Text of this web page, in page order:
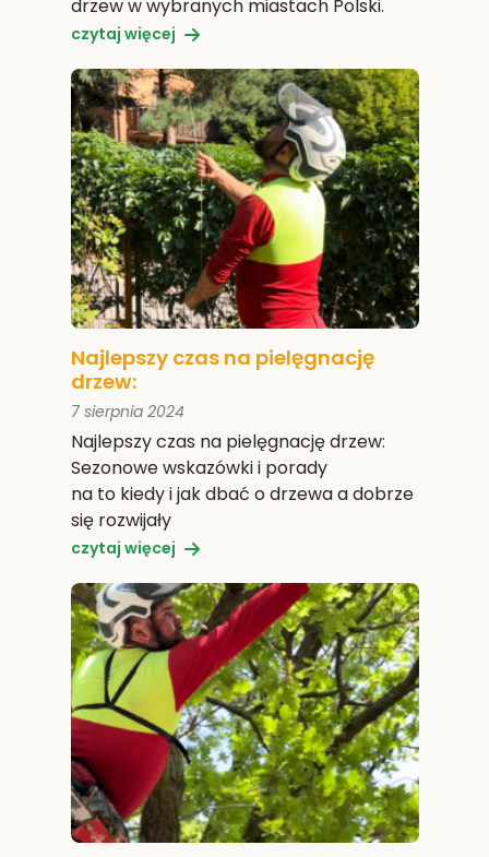
drzew w wybranych miastach Polski.
czytaj więcej
Najlepszy czas na pielęgnację
drzew:
7 sierpnia 2024
Najlepszy czas na pielęgnację drzew:
Sezonowe wskazówki i porady
na to kiedy i jak dbać o drzewa a dobrze
się rozwijały
czytaj więcej